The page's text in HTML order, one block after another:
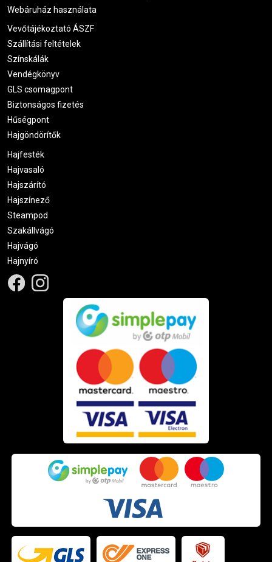
Webáruház használata
Vevőtájékoztató ÁSZF
Szállítási feltételek
Színskálák
Vendégkönyv
GLS csomagpont
Biztonságos fizetés
Hűségpont
Hajgöndörítők
Hajfesték
Hajvasaló
Hajszárító
Hajszínező
Steampod
Szakállvágó
Hajvágó
Hajnyíró